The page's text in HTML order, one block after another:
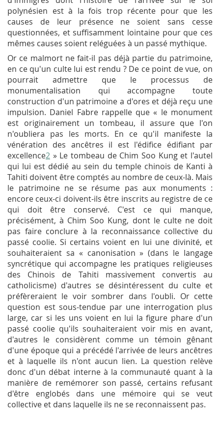
polynésien est à la fois trop récente pour que les
causes de leur présence ne soient sans cesse
questionnées, et suffisamment lointaine pour que ces
mêmes causes soient reléguées à un passé mythique.
Or ce malmort ne fait-il pas déjà partie du patrimoine,
en ce qu'un culte lui est rendu ? De ce point de vue, on
pourrait admettre que le processus de
monumentalisation qui accompagne toute
construction d'un patrimoine a d'ores et déjà reçu une
impulsion. Daniel Fabre rappelle que « le monument
est originairement un tombeau, il assure que l'on
n'oubliera pas les morts. En ce qu'il manifeste la
vénération des ancêtres il est l'édifice édifiant par
excellence2 » Le tombeau de Chim Soo Kung et l'autel
qui lui est dédié au sein du temple chinois de Kanti à
Tahiti doivent être comptés au nombre de ceux-là. Mais
le patrimoine ne se résume pas aux monuments :
encore ceux-ci doivent-ils être inscrits au registre de ce
qui doit être conservé. C'est ce qui manque,
précisément, à Chim Soo Kung, dont le culte ne doit
pas faire conclure à la reconnaissance collective du
passé coolie. Si certains voient en lui une divinité, et
souhaiteraient sa « canonisation » (dans le langage
syncrétique qui accompagne les pratiques religieuses
des Chinois de Tahiti massivement convertis au
catholicisme) d'autres se désintéressent du culte et
préfèreraient le voir sombrer dans l'oubli. Or cette
question est sous-tendue par une interrogation plus
large, car si les uns voient en lui la figure phare d'un
passé coolie qu'ils souhaiteraient voir mis en avant,
d'autres le considèrent comme un témoin gênant
d'une époque qui a précédé l'arrivée de leurs ancêtres
et à laquelle ils n'ont aucun lien. La question relève
donc d'un débat interne à la communauté quant à la
manière de remémorer son passé, certains refusant
d'être englobés dans une mémoire qui se veut
collective et dans laquelle ils ne se reconnaissent pas.